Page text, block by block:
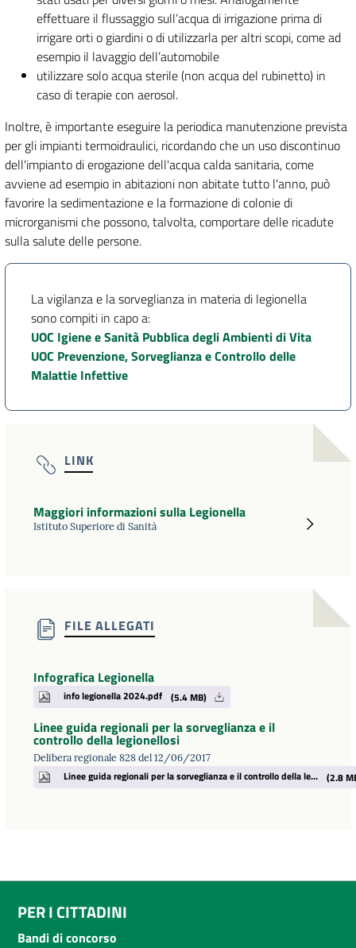
effettuare il flussaggio sull’acqua di irrigazione prima di
irrigare orti o giardini o di utilizzarla per altri scopi, come ad
esempio il lavaggio dell’automobile
utilizzare solo acqua sterile (non acqua del rubinetto) in
caso di terapie con aerosol.
Inoltre, è importante eseguire la periodica manutenzione prevista
per gli impianti termoidraulici, ricordando che un uso discontinuo
dell'impianto di erogazione dell'acqua calda sanitaria, come
avviene ad esempio in abitazioni non abitate tutto l'anno, può
favorire la sedimentazione e la formazione di colonie di
microrganismi che possono, talvolta, comportare delle ricadute
sulla salute delle persone.
La vigilanza e la sorveglianza in materia di legionella
sono compiti in capo a:
UOC Igiene e Sanità Pubblica degli Ambienti di Vita
UOC Prevenzione, Sorveglianza e Controllo delle
Malattie Infettive
LINK
Maggiori informazioni sulla Legionella
Istituto Superiore di Sanità
FILE ALLEGATI
Infografica Legionella
info legionella 2024.pdf (5.4 MB)
Linee guida regionali per la sorveglianza e il
controllo della legionellosi
Delibera regionale 828 del 12/06/2017
Linee guida regionali per la sorveglianza e il controllo della legionellosi D.pdf (2.8
PER I CITTADINI
Bandi di concorso